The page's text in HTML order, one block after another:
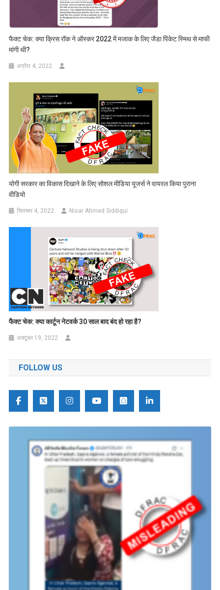
फैक्ट चेक: क्या क्रिस रॉक ने ऑस्कर 2022 में मजाक के लिए जैडा पिंकेट स्मिथ से माफी
मांगी थी?
अप्रैल 4, 2022
योगी सरकार का विकास दिखाने के लिए सोशल मीडिया यूजर्स ने वायरल किया पुराना
वीडियो
सितम्बर 4, 2022 Nisar Ahmed Siddiqui
फैक्ट चेक:क्या कार्टून नेटवर्क 30 साल बाद बंद हो रहा है?
अक्टूबर 19, 2022
FOLLOW US